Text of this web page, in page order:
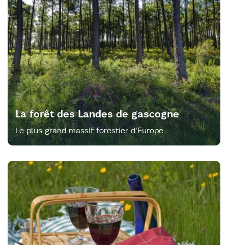
La forêt des Landes de gascogne
Le plus grand massif forestier d'Europe